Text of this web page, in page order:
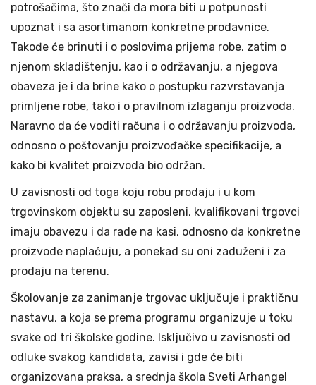
potrošačima, što znači da mora biti u potpunosti
upoznat i sa asortimanom konkretne prodavnice.
Takođe će brinuti i o poslovima prijema robe, zatim o
njenom skladištenju, kao i o održavanju, a njegova
obaveza je i da brine kako o postupku razvrstavanja
primljene robe, tako i o pravilnom izlaganju proizvoda.
Naravno da će voditi računa i o održavanju proizvoda,
odnosno o poštovanju proizvođačke specifikacije, a
kako bi kvalitet proizvoda bio održan.
U zavisnosti od toga koju robu prodaju i u kom
trgovinskom objektu su zaposleni, kvalifikovani trgovci
imaju obavezu i da rade na kasi, odnosno da konkretne
proizvode naplaćuju, a ponekad su oni zaduženi i za
prodaju na terenu.
Školovanje za zanimanje trgovac uključuje i praktičnu
nastavu, a koja se prema programu organizuje u toku
svake od tri školske godine. Isključivo u zavisnosti od
odluke svakog kandidata, zavisi i gde će biti
organizovana praksa, a srednja škola Sveti Arhangel